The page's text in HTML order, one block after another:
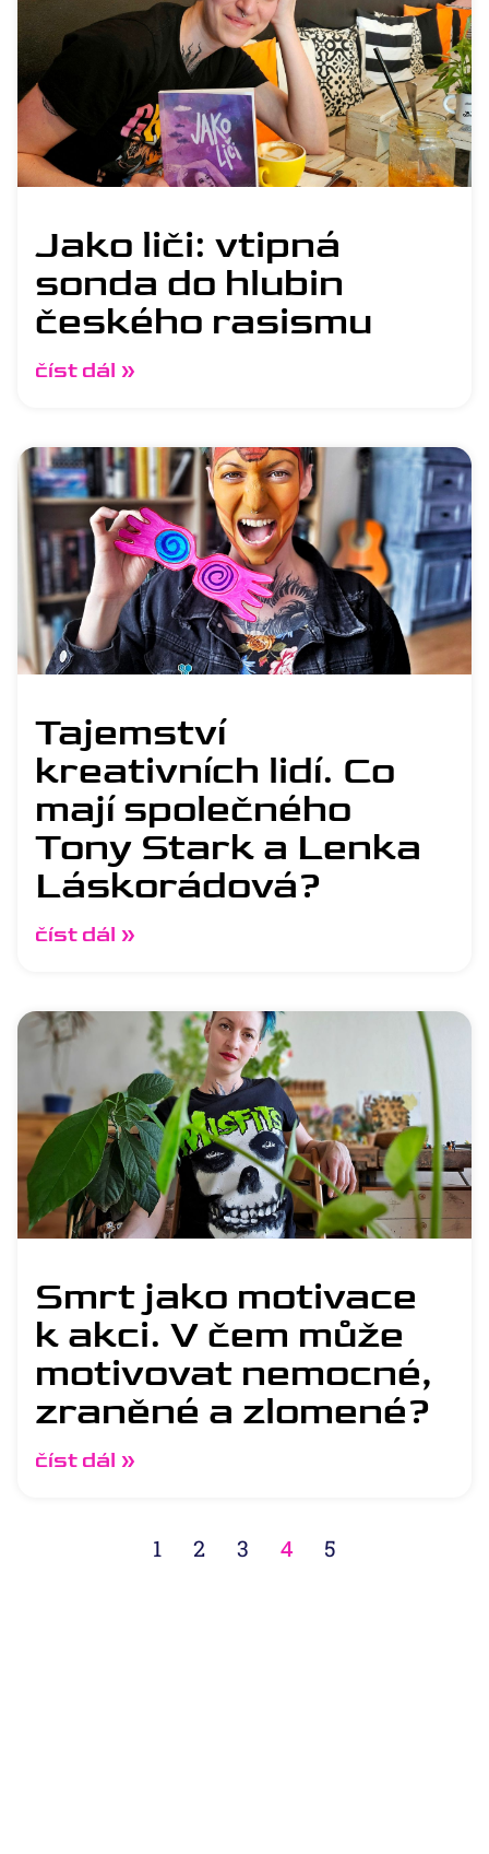
Jako liči: vtipná
sonda do hlubin
českého rasismu
číst dál »
Tajemství
kreativních lidí. Co
mají společného
Tony Stark a Lenka
Láskorádová?
číst dál »
Smrt jako motivace
k akci. V čem může
motivovat nemocné,
zraněné a zlomené?
číst dál »
1 2 3 4 5